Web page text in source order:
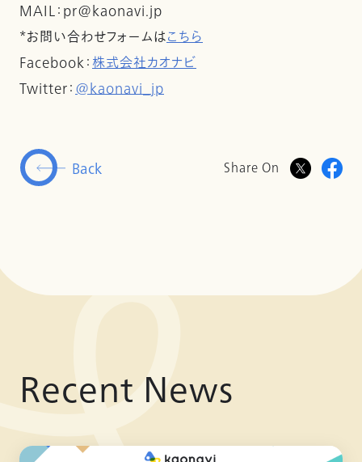
MAIL：pr@kaonavi.jp
*お問い合わせフォームはこちら
Facebook： 株式会社カオナビ
Twitter： @kaonavi_jp
Back Share On
Recent News